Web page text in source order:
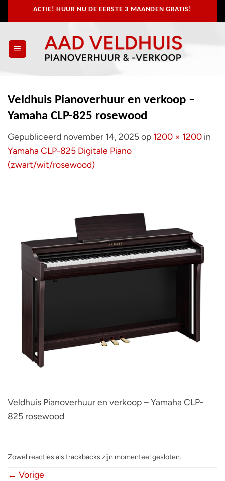
naar
ACTIE! HUUR NU DE EERSTE 3 MAANDEN GRATIS!
Veldhuis Pianoverhuur en verkoop –
Yamaha CLP-825 rosewood
Gepubliceerd november 14, 2025op 1200 × 1200 in
Yamaha CLP-825 Digitale Piano
(zwart/wit/rosewood)
Veldhuis Pianoverhuur en verkoop – Yamaha CLP-
825 rosewood
Zowel reacties als trackbacks zijn momenteel gesloten.
← Vorige